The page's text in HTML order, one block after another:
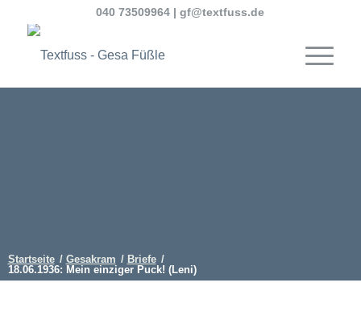
040 73509964 |gf@textfuss.de
Startseite / Gesakram / Briefe /
18.06.1936: Mein einziger Puck! (Leni)